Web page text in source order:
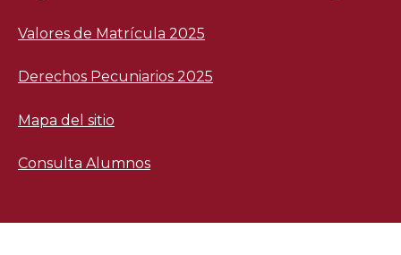
Valores de Matrícula 2025
Derechos Pecuniarios 2025
Mapa del sitio
Consulta Alumnos